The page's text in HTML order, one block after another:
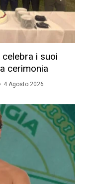
i suoi
cerimonia
4 Agosto 2026